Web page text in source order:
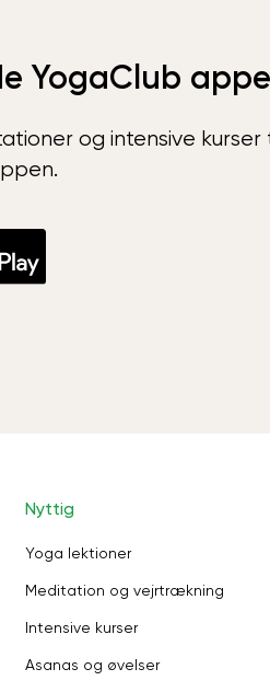
YogaClub
og intensive kurser
Nyttig
Yoga lektioner
Meditation og vejrtrækning
Intensive kurser
Asanas og øvelser